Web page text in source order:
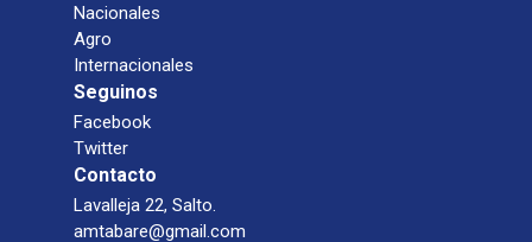
Nacionales
Agro
Internacionales
Seguinos
Facebook
Twitter
Contacto
Lavalleja 22, Salto.
amtabare@gmail.com